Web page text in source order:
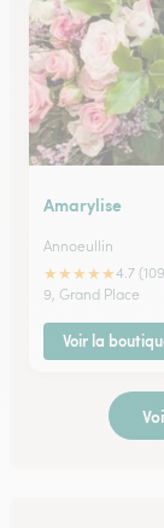
Amarylise
Annoeullin
★★★★★4.7
9, Grand Place
Voir la